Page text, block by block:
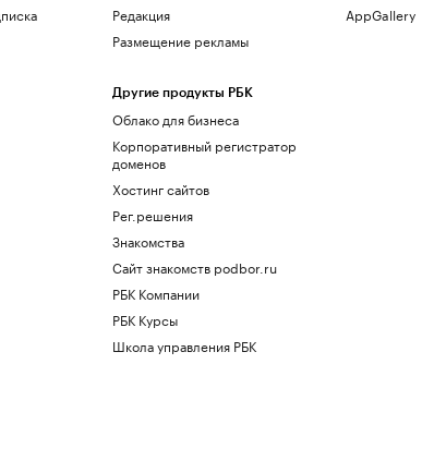
Редакция
Размещение рекламы
Другие продукты РБК
Облако для бизнеса
Корпоративный регистратор
доменов
Хостинг сайтов
Рег.решения
Знакомства
Сайт знакомств podbor.ru
РБК Компании
РБК Курсы
Школа управления РБК
AppGallery